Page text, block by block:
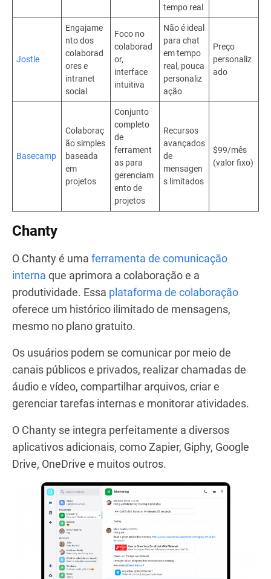
tempo real
Jostle
Engajame
nto dos
colaborad
ores e
intranet
social
Foco no
colaborad
or,
interface
intuitiva
Não é ideal
para chat
em tempo
real, pouca
personaliz
ação
Preço
personaliz
ado
Basecamp
Colaboraç
ão simples
baseada
em
projetos
Conjunto
completo
de
ferrament
as para
gerenciam
ento de
projetos
Recursos
avançados
de
mensagen
s limitados
$99/mês
(valor fixo)
Chanty
O Chanty é uma ferramenta de comunicação
interna que aprimora a colaboração e a
produtividade. Essa plataforma de colaboração
oferece um histórico ilimitado de mensagens,
mesmo no plano gratuito.
Os usuários podem se comunicar por meio de
canais públicos e privados, realizar chamadas de
áudio e vídeo, compartilhar arquivos, criar e
gerenciar tarefas internas e monitorar atividades.
O Chanty se integra perfeitamente a diversos
aplicativos adicionais, como Zapier, Giphy, Google
Drive, OneDrive e muitos outros.